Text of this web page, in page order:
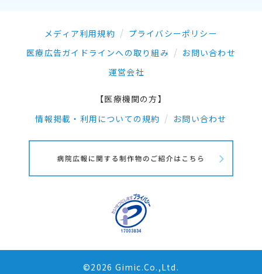
メディア利用規約
プライバシーポリシー
医療広告ガイドラインへの取り組み
お問い合わせ
運営会社
【医療機関の方】
情報掲載・利用についての規約
お問い合わせ
©2026 Gimic.Co.,Ltd.